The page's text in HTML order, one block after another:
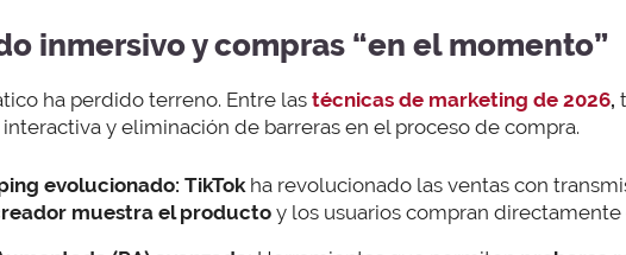
inmersivo y compras “en el momento”
ha perdido terreno. Entre las técnicas de marketing de 2026,
y eliminación de barreras en el proceso de compra.
evolucionado: TikTok ha revolucionado las ventas con
muestra el producto y los usuarios compran directamente